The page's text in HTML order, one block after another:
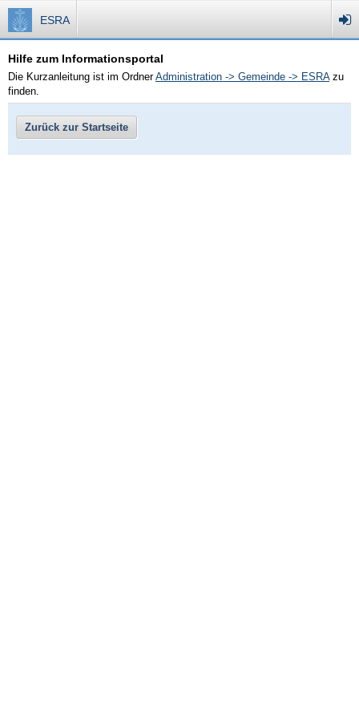
ESRA
Hilfe zum Informationsportal
Die Kurzanleitung ist im OrdnerAdministration -> Gemeinde -> ESRAzu
finden.
Zurück zur Startseite